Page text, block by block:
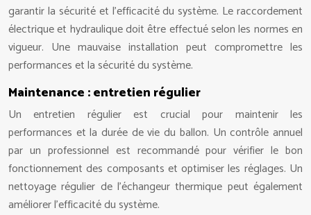
garantir la sécurité et l’efficacité du système. Le raccordement
électrique et hydraulique doit être effectué selon les normes en
vigueur. Une mauvaise installation peut compromettre les
performances et la sécurité du système.
Maintenance : entretien régulier
Un entretien régulier est crucial pour maintenir les
performances et la durée de vie du ballon. Un contrôle annuel
par un professionnel est recommandé pour vérifier le bon
fonctionnement des composants et optimiser les réglages. Un
nettoyage régulier de l’échangeur thermique peut également
améliorer l’efficacité du système.